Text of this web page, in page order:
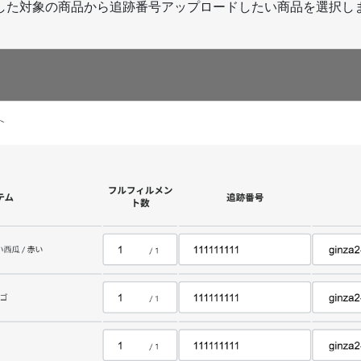
た対象の商品から追跡番号アップロードしたい商品を選択し